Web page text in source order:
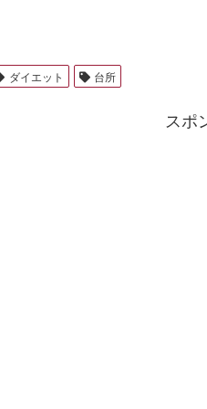
ダイエット 台所
スポ